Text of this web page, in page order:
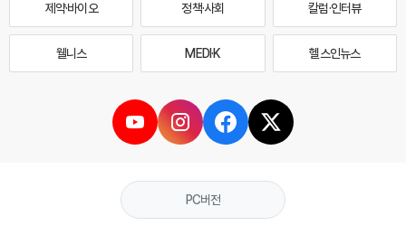
제약·바이오 정책·사회 칼럼·인터뷰
웰니스 MEDI·K 헬스인뉴스
PC버전